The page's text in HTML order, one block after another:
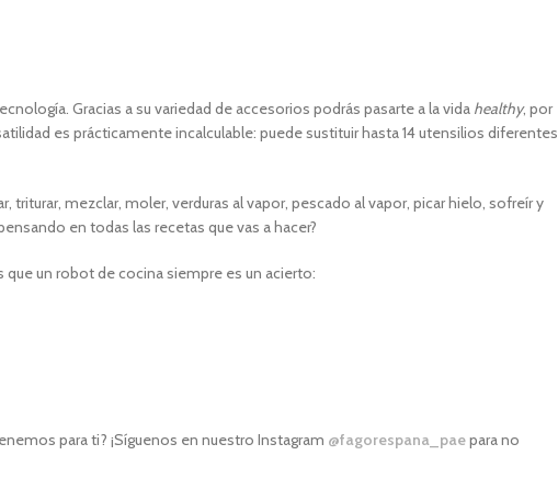
Gracias a su variedad de accesorios podrás pasarte a la vida healthy, por
es prácticamente incalculable: puede sustituir hasta 14 utensilios diferentes
mezclar, moler, verduras al vapor, pescado al vapor, picar hielo, sofreír y
en todas las recetas que vas a hacer?
un robot de cocina siempre es un acierto:
para ti? ¡Síguenos en nuestro Instagram @fagorespana_paepara no